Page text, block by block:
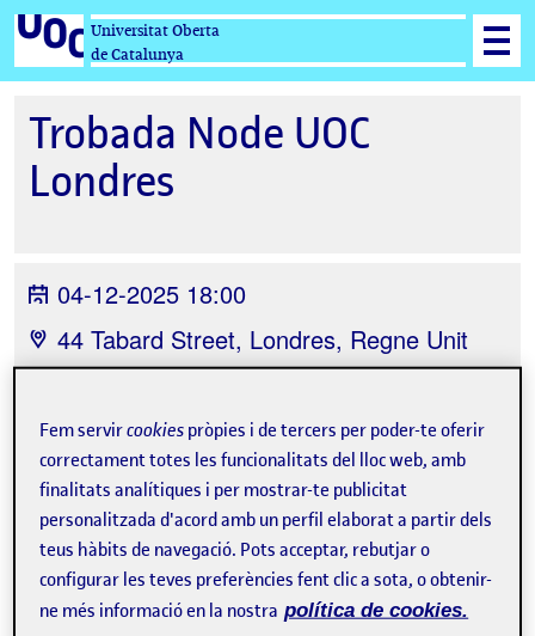
Universitat Oberta
de Catalunya
Trobada Node UOC
Londres
04-12-2025 18:00
44 Tabard Street, Londres, Regne Unit
Tweet
La inscripció ha finalitzat.
Inscriure-s'hi
Fem servircookies pròpies i de tercers per poder-te oferir
correctament totes les funcionalitats del lloc web, amb
finalitats analítiques i per mostrar-te publicitat
personalitzada d'acord amb un perfil elaborat a partir dels
teus hàbits de navegació. Pots acceptar, rebutjar o
configurar les teves preferències fent clic a sota, o obtenir-
ne més informació en la nostra política de cookies.